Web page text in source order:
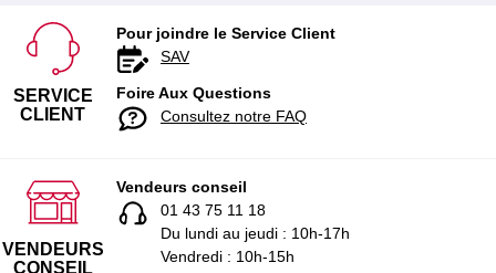
SERVICE
CLIENT
Pour joindre le Service Client
SAV
Foire Aux Questions
Consultez notre FAQ
VENDEURS
CONSEIL
Vendeurs conseil
01 43 75 11 18
Du lundi au jeudi : 10h-17h
Vendredi : 10h-15h